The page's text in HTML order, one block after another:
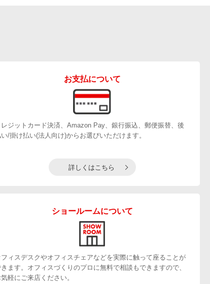
お支払について
レジットカード決済、Amazon Pay、銀行振込、郵便振替、後
/掛け払い(法人向け)からお選びいただけます。
詳しくはこちら
ショールームについて
フィスデスクやオフィスチェアなどを実際に触って座ることが
きます。オフィスづくりのプロに無料で相談もできますので、
気軽にご来店ください。